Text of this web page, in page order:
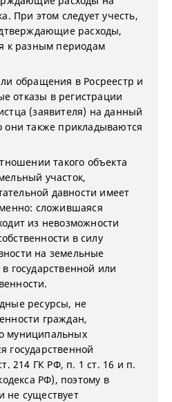
При этом следует учесть,
расходы,
к разным периодам
обращения в Росреестр и
отказы в регистрации
(заявителя) на данный
они также прикладываются
такого объекта
участок,
давности имеет
сложившаяся
из невозможности
в силу
на земельные
государственной или
ресурсы, не
граждан,
муниципальных
государственной
214 ГК РФ, п. 1 ст. 16 и п.
РФ), поэтому в
не существует